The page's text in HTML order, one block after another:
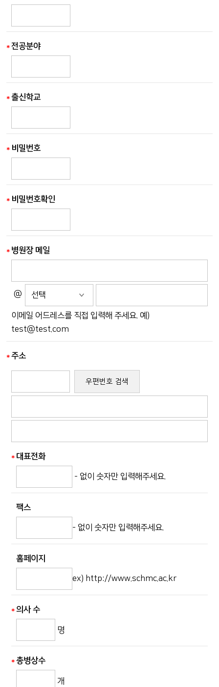
전공분야
출신학교
비밀번호
비밀번호확인
병원장 메일
@
이메일 어드레스를 직접 입력해 주세요. 예)
test@test.com
주소
우편번호 검색
대표전화
- 없이 숫자만 입력해주세요.
팩스
- 없이 숫자만 입력해주세요.
홈페이지
ex) http://www.schmc.ac.kr
의사 수
명
총병상수
개